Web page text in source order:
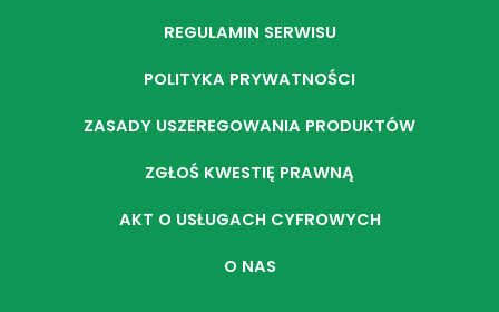
REGULAMIN SERWISU
POLITYKA PRYWATNOŚCI
ZASADY USZEREGOWANIA PRODUKTÓW
ZGŁOŚ KWESTIĘ PRAWNĄ
AKT O USŁUGACH CYFROWYCH
O NAS